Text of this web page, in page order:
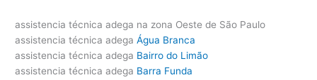
assistencia técnica adega na zona Oeste de São Paulo
assistencia técnica adega Água Branca
assistencia técnica adega Bairro do Limão
assistencia técnica adega Barra Funda